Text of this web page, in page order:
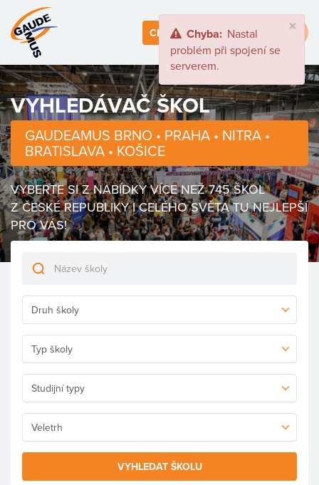
CHCI NA VELETRH
Toggle
VYHLEDÁVAČ ŠKOL
GAUDEAMUS BRNO • PRAHA • NITRA •
BRATISLAVA • KOŠICE
VYBERTE SI Z NABÍDKY VÍCE NEŽ 745 ŠKOL
Z ČESKÉ REPUBLIKY I CELÉHO SVĚTA TU NEJLEPŠÍ
PRO VÁS!
×
Chyba: Nastal
problém při spojení se
serverem.